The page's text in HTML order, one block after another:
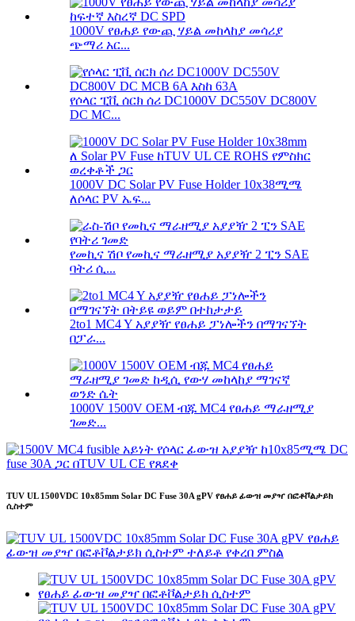
1000V የፀሐይ የውጪ ሃይል መከላከያ መሳሪያ
ጭማሪ አር...
የሶላር ፒቪ ሰርክ ሰሪ DC1000V DC550V DC800V
DC MC...
1000V DC Solar PV Fuse Holder 10x38ሚሜ
ለሶላር PV ኤፍ...
የመኪና ሽቦ የመኪና ማራዘሚያ አያያዥ 2 ፒን SAE
ባትሪ ሲ...
2to1 MC4 Y አያያዥ የፀሐይ ፓነሎችን በማገናኘት
በፓራ...
1000V 1500V OEM ብጁ MC4 የፀሐይ ማራዘሚያ
ገመድ...
TUV UL 1500VDC 10x85mm Solar DC Fuse 30A gPV የፀሐይ ፊውዝ መያዣ በፎቶቮልታይክ
ሲስተም